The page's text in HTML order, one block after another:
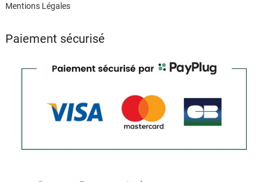
Mentions Légales
Paiement sécurisé